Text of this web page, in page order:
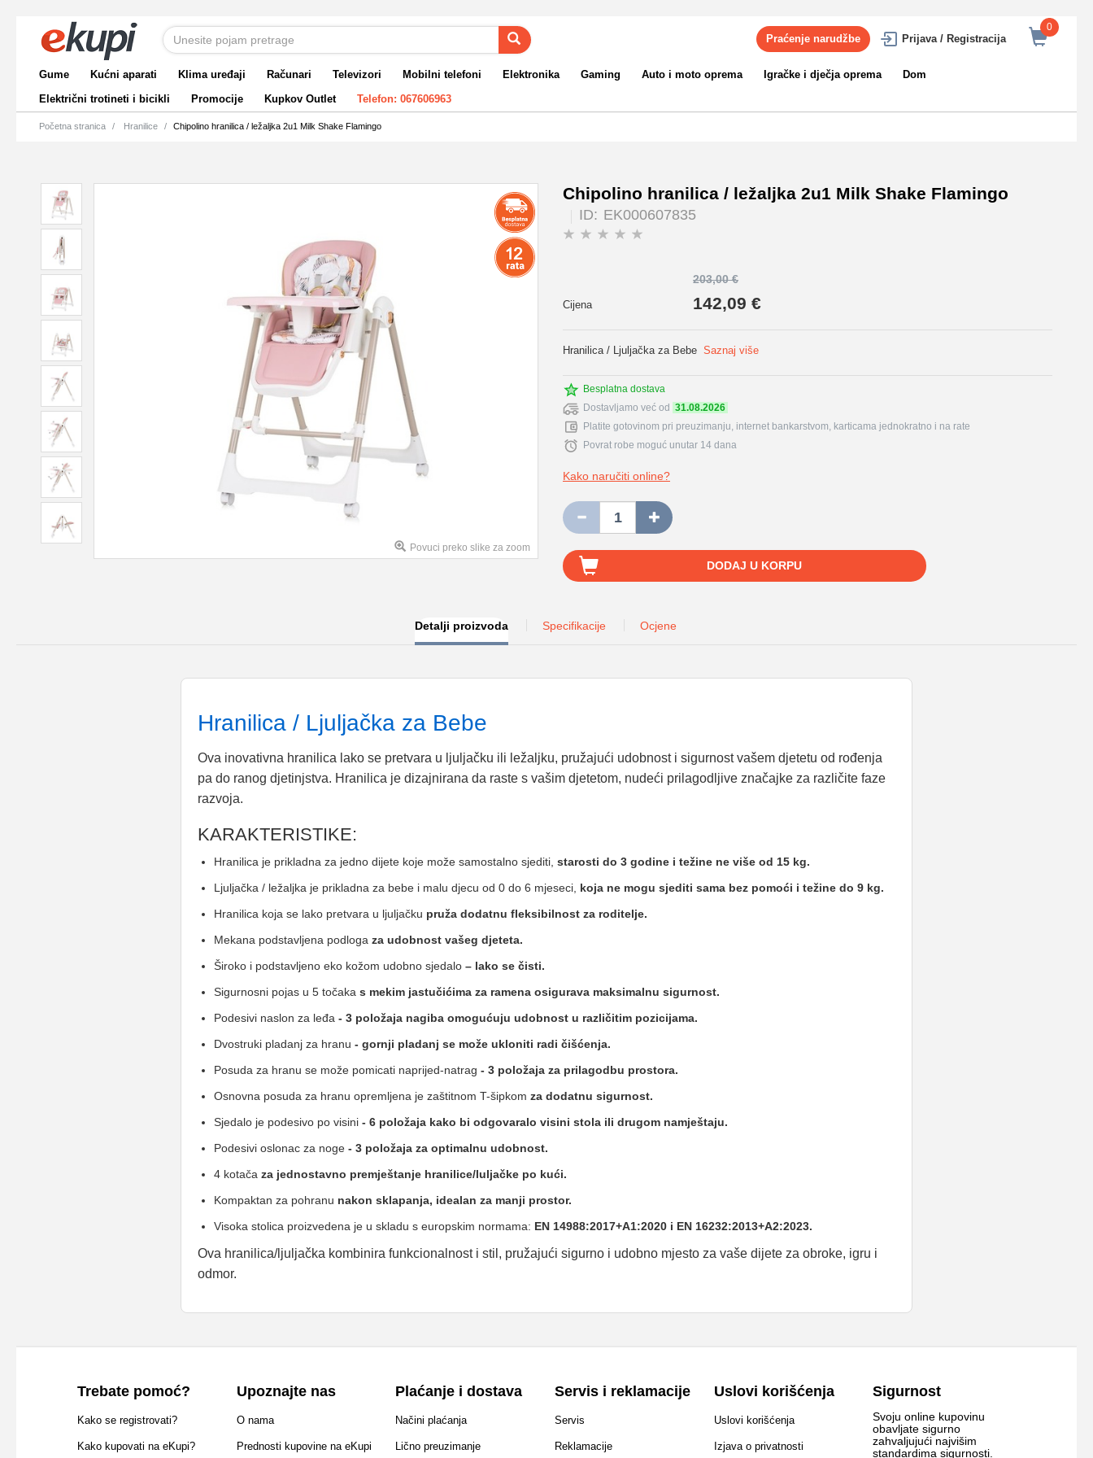
0
Praćenje narudžbe Prijava / Registracija
Gume Kućni aparati Klima uređaji Računari Televizori Mobilni telefoni Elektronika Gaming Auto i moto oprema Igračke i dječja oprema
Dom
Električni trotineti i bicikli
Promocije Kupkov Outlet Telefon: 067606963
Početna stranica Hranilice Chipolino hranilica / ležaljka 2u1 Milk Shake Flamingo
Povuci preko slike za zoom
Chipolino hranilica / ležaljka 2u1 Milk Shake Flamingo
ID: EK000607835
203,00 €
Cijena 142,09 €
Hranilica / Ljuljačka za Bebe Saznaj više
Besplatna dostava
Dostavljamo već od 31.08.2026
Platite gotovinom pri preuzimanju, internet bankarstvom, karticama jednokratno i na rate
Povrat robe moguć unutar 14 dana
Kako naručiti online?
DODAJ U KORPU
Detalji proizvoda Specifikacije Ocjene
Hranilica / Ljuljačka za Bebe
Ova inovativna hranilica lako se pretvara u ljuljačku ili ležaljku, pružajući udobnost i sigurnost vašem djetetu od rođenja
pa do ranog djetinjstva. Hranilica je dizajnirana da raste s vašim djetetom, nudeći prilagodljive značajke za različite faze
razvoja.
KARAKTERISTIKE:
Hranilica je prikladna za jedno dijete koje može samostalno sjediti, starosti do 3 godine i težine ne više od 15 kg.
Ljuljačka / ležaljka je prikladna za bebe i malu djecu od 0 do 6 mjeseci, koja ne mogu sjediti sama bez pomoći i težine do 9 kg.
Hranilica koja se lako pretvara u ljuljačku pruža dodatnu fleksibilnost za roditelje.
Mekana podstavljena podloga za udobnost vašeg djeteta.
Široko i podstavljeno eko kožom udobno sjedalo – lako se čisti.
Sigurnosni pojas u 5 točaka s mekim jastučićima za ramena osigurava maksimalnu sigurnost.
Podesivi naslon za leđa - 3 položaja nagiba omogućuju udobnost u različitim pozicijama.
Dvostruki pladanj za hranu - gornji pladanj se može ukloniti radi čišćenja.
Posuda za hranu se može pomicati naprijed-natrag - 3 položaja za prilagodbu prostora.
Osnovna posuda za hranu opremljena je zaštitnom T-šipkom za dodatnu sigurnost.
Sjedalo je podesivo po visini - 6 položaja kako bi odgovaralo visini stola ili drugom namještaju.
Podesivi oslonac za noge - 3 položaja za optimalnu udobnost.
4 kotača za jednostavno premještanje hranilice/luljačke po kući.
Kompaktan za pohranu nakon sklapanja, idealan za manji prostor.
Visoka stolica proizvedena je u skladu s europskim normama: EN 14988:2017+A1:2020 i EN 16232:2013+A2:2023.
Ova hranilica/ljuljačka kombinira funkcionalnost i stil, pružajući sigurno i udobno mjesto za vaše dijete za obroke, igru i
odmor.
Trebate pomoć?
Kako se registrovati?
Kako kupovati na eKupi?
Upoznajte nas
O nama
Prednosti kupovine na eKupi
Plaćanje i dostava
Načini plaćanja
Lično preuzimanje
Servis i reklamacije
Servis
Reklamacije
Uslovi korišćenja
Uslovi korišćenja
Izjava o privatnosti
Sigurnost
Svoju online kupovinu
obavljate sigurno
zahvaljujući najvišim
standardima sigurnosti.